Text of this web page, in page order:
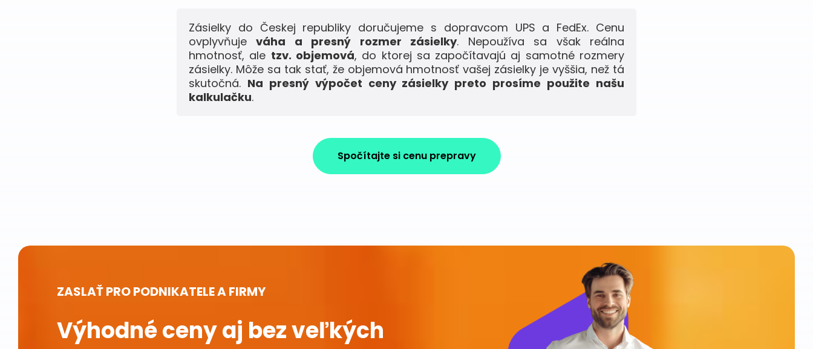
Zásielky do Českej republiky doručujeme s dopravcom UPS a FedEx. Cenu
ovplyvňujeváha a presný rozmer zásielky. Nepoužíva sa však reálna
hmotnosť, ale tzv. objemová, do ktorej sa započítavajú aj samotné rozmery
zásielky. Môže sa tak stať, že objemová hmotnosť vašej zásielky je vyššia, než tá
skutočná. Na presný výpočet ceny zásielky preto prosíme použite našu
kalkulačku.
Spočítajte si cenu prepravy
ZASLAŤ PRO PODNIKATELE A FIRMY
Výhodné ceny aj bez veľkých